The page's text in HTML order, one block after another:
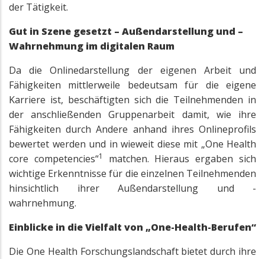
der Tätigkeit.
Gut in Szene gesetzt – Außendarstellung und –
Wahrnehmung im digitalen Raum
Da die Onlinedarstellung der eigenen Arbeit und
Fähigkeiten mittlerweile bedeutsam für die eigene
Karriere ist, beschäftigten sich die Teilnehmenden in
der anschließenden Gruppenarbeit damit, wie ihre
Fähigkeiten durch Andere anhand ihres Onlineprofils
bewertet werden und in wieweit diese mit „One Health
core competencies“1
matchen. Hieraus ergaben sich
wichtige Erkenntnisse für die einzelnen Teilnehmenden
hinsichtlich ihrer Außendarstellung und -
wahrnehmung.
Einblicke in die Vielfalt von „One-Health-Berufen“
Die One Health Forschungslandschaft bietet durch ihre